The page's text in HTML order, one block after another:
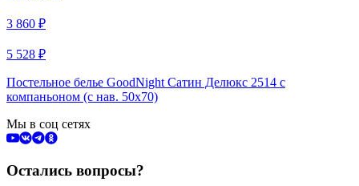
3 860 ₽
5 528 ₽
Постельное белье GoodNight Сатин Делюкс 2514 с
компаньоном (с нав. 50х70)
Мы в соц сетях
Остались вопросы?